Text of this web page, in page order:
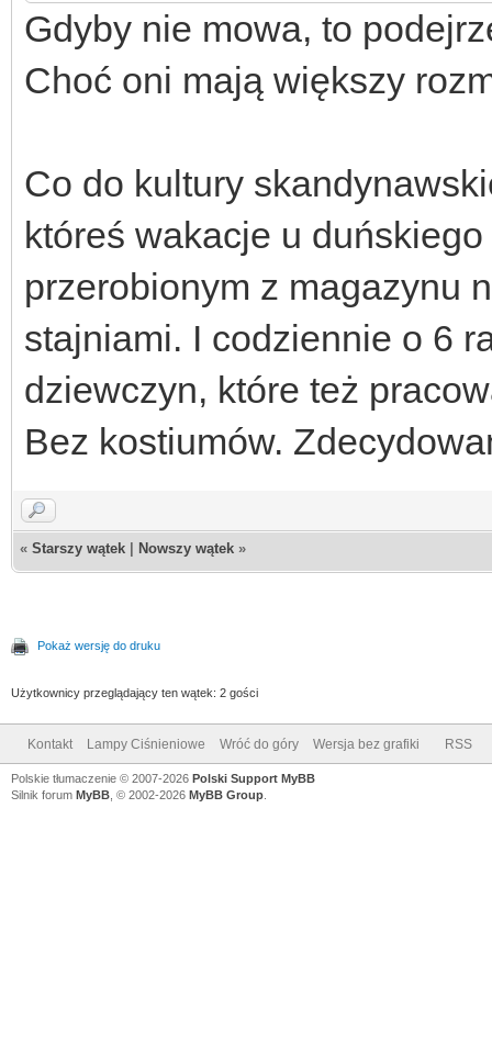
Gdyby nie mowa, to
Choć oni mają większy
Co do kultury
któreś wakacje u
przerobionym z magazynu
stajniami. I codziennie o 6
dziewczyn, które też
Bez kostiumów.
« Starszy wątek Nowszy wątek »
Pokaż wersję do druku
Użytkownicy przeglądający ten wątek: 2 gości
Kontakt Lampy Ciśnieniowe Wróć do góry Wersja bez grafiki RSS
Polskie tłumaczenie © 2007-2026 Polski Support MyBB
Silnik forum MyBB , © 2002-2026 MyBB Group